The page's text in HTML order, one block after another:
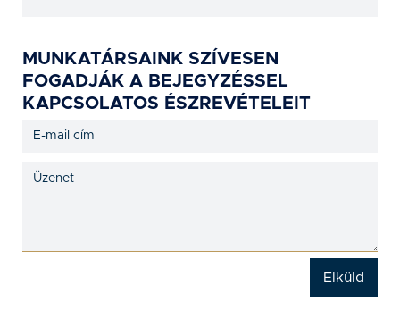
MUNKATÁRSAINK SZÍVESEN
FOGADJÁK A BEJEGYZÉSSEL
KAPCSOLATOS ÉSZREVÉTELEIT